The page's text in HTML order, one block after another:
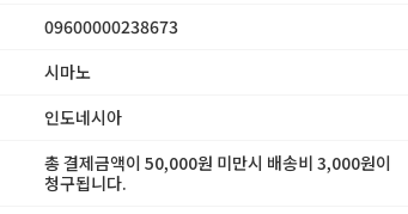
09600000238673
시마노
인도네시아
총 결제금액이 50,000원 미만시 배송비 3,000원이
청구됩니다.